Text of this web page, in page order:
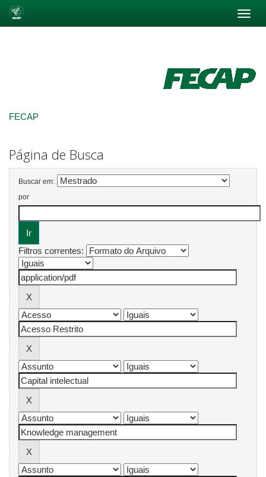
FECAP
Página de Busca
Buscar em:
por
Filtros correntes: